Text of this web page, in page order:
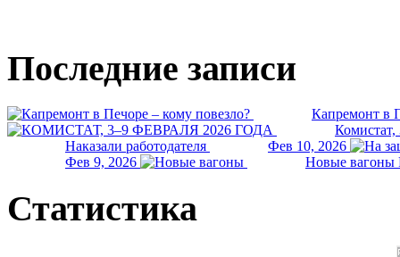
Последние записи
Капремонт в
Комистат,
Наказали работодателя
Фев 10, 2026
Фев 9, 2026
Новые вагоны
Статистика